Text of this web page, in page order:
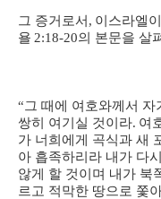
그 증거로서 , 이스라엘
욜 2:18-20의 본문을 살
“그 때에 여호와께서
쌍히 여기실 것이라. 여
가 너희에게 곡식과 새
아 흡족하리라 내가 다
않게 할 것이며 내가 북
르고 적막한 땅으로 쫓